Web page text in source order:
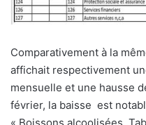
Comparativement à la
affichait respectivement
mensuelle et une hausse
février, la baisse est
« Boissons alcoolisées,